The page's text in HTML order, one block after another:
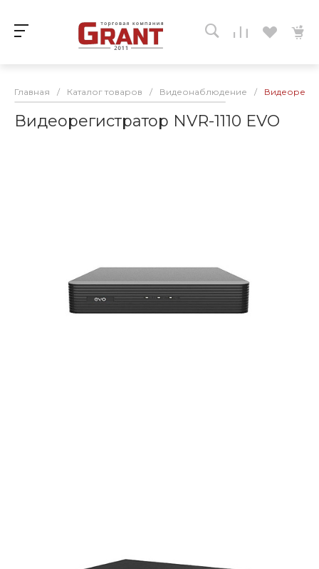
Главная / Каталог товаров / Видеонаблюдение /
Видеорегистратор NVR-1110 EVO